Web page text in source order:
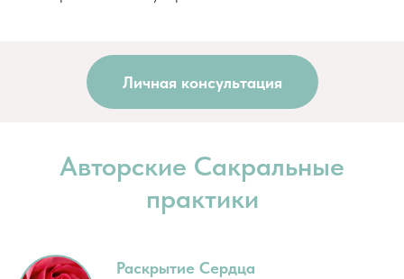
Личная консультация
Авторские Сакральные
практики
Раскрытие Сердца